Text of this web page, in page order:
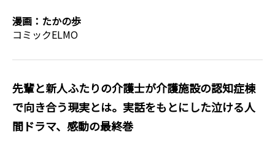
漫画： たかの歩
コミックELMO
先輩と新人――ふたりの介護士が介護施設の認知症棟
で向き合う現実とは。実話をもとにした泣ける人
間ドラマ、感動の最終巻